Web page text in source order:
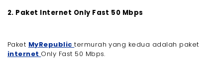
2. Paket Internet Only Fast 50 Mbps
Paket MyRepublictermurah yang kedua adalah paket
internet Only Fast 50 Mbps.